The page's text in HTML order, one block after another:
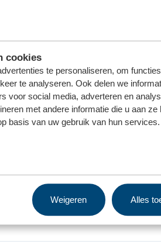
cookies
te personaliseren, om
te analyseren. Ook delen we
voor social media, adverteren en
met andere informatie die u aan ze
basis van uw gebruik van hun
Weigeren Alles